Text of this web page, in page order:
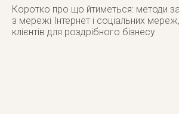
Коротко про що йтиметься: методи
з мережі Інтернет і соціальних
клієнтів для роздрібного бізнесу